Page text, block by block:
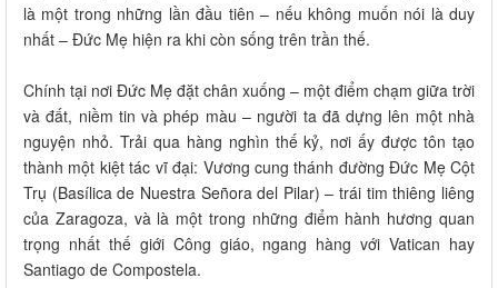
là một trong những lần đầu tiên – nếu không muốn nói là duy
nhất – Đức Mẹ hiện ra khi còn sống trên trần thế.
Chính tại nơi Đức Mẹ đặt chân xuống – một điểm chạm giữa trời
và đất, niềm tin và phép màu – người ta đã dựng lên một nhà
nguyện nhỏ. Trải qua hàng nghìn thế kỷ, nơi ấy được tôn tạo
thành một kiệt tác vĩ đại: Vương cung thánh đường Đức Mẹ Cột
Trụ (Basílica de Nuestra Señora del Pilar) – trái tim thiêng liêng
của Zaragoza, và là một trong những điểm hành hương quan
trọng nhất thế giới Công giáo, ngang hàng với Vatican hay
Santiago de Compostela.